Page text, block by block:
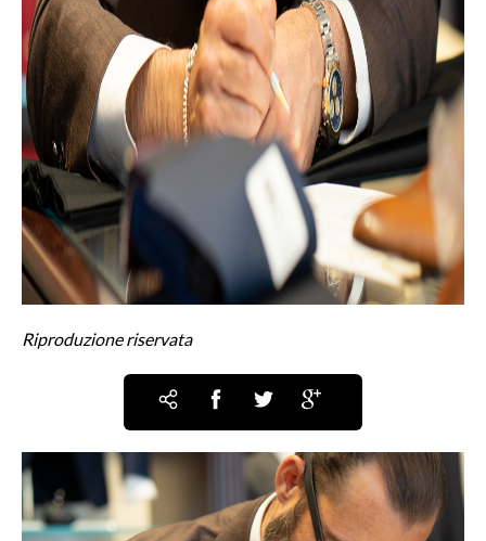
Riproduzione riservata